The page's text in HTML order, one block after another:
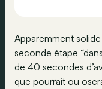
Apparemment
seconde étape
de 40 secondes
que pourrait ou